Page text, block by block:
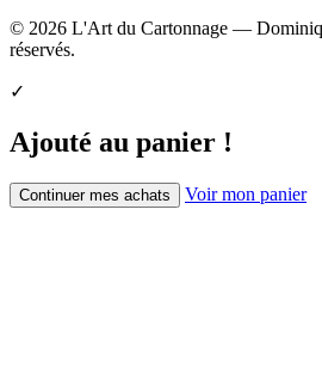
© 2026 L'Art du Cartonnage —
réservés.
✓
Ajouté au panier !
Continuer mes achats Voir mon panier